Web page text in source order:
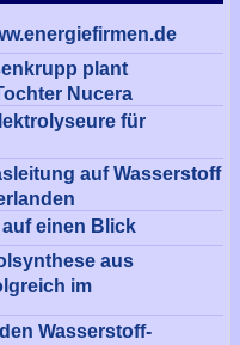
plant
Nucera
für
auf Wasserstoff
einen Blick
aus
im
Wasserstoff-